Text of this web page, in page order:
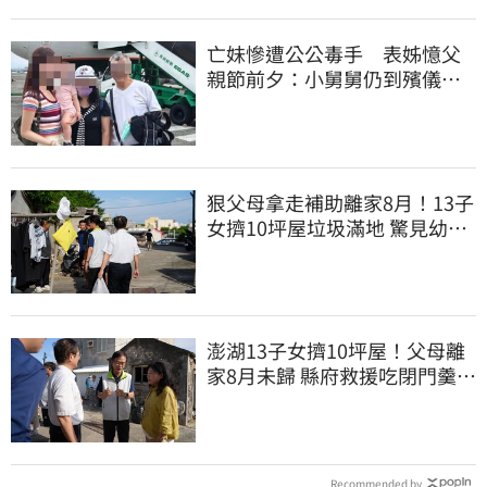
亡妹慘遭公公毒手 表姊憶父
親節前夕：小舅舅仍到殯儀館
狠父母拿走補助離家8月！13子
女擠10坪屋垃圾滿地 驚見幼童
澎湖13子女擠10坪屋！父母離
家8月未歸 縣府救援吃閉門羹原
Recommended by